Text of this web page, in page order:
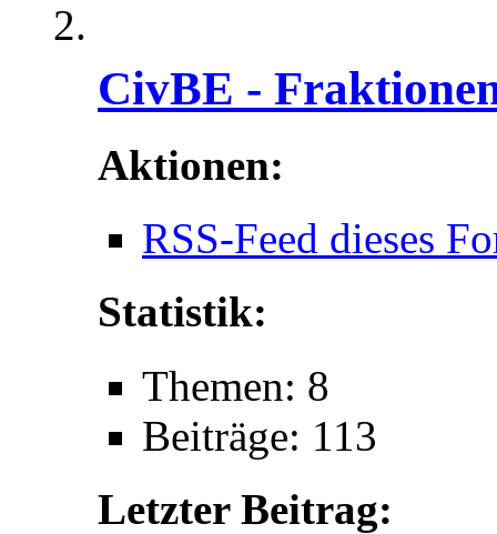
CivBE -
Aktionen:
RSS-Feed dieses
Statistik:
Themen: 8
Beiträge: 113
Letzter Beitrag: